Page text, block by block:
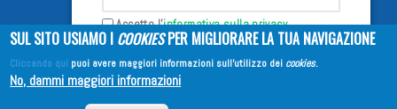
Copyright © 2026EDITRICE AVE
Accetto l'informativa sulla privacy
Iscriviti
SUL SITO USIAMO I COOKIESPER MIGLIORARE LA TUA NAVIGAZIONE
Cliccando qui puoi avere maggiori informazioni sull'utilizzo dei cookies.
No, dammi maggiori informazioni